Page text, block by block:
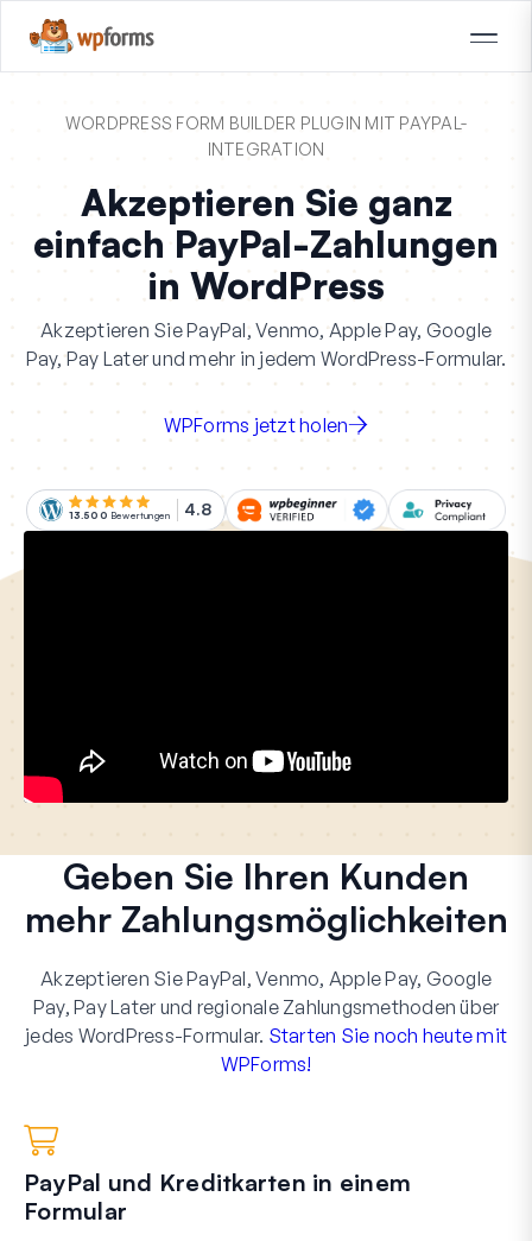
WORDPRESS FORM BUILDER PLUGIN MIT PAYPAL-
INTEGRATION
Akzeptieren Sie ganz
einfach PayPal-Zahlungen
in WordPress
Akzeptieren Sie PayPal, Venmo, Apple Pay, Google
Pay, Pay Later und mehr in jedem WordPress-Formular.
WPForms jetzt holen
13.500 Bewertungen 4.8
Geben Sie Ihren Kunden
mehr Zahlungsmöglichkeiten
Akzeptieren Sie PayPal, Venmo, Apple Pay, Google
Pay, Pay Later und regionale Zahlungsmethoden über
jedes WordPress-Formular. Starten Sie noch heute mit
WPForms!
PayPal und Kreditkarten in einem
Formular